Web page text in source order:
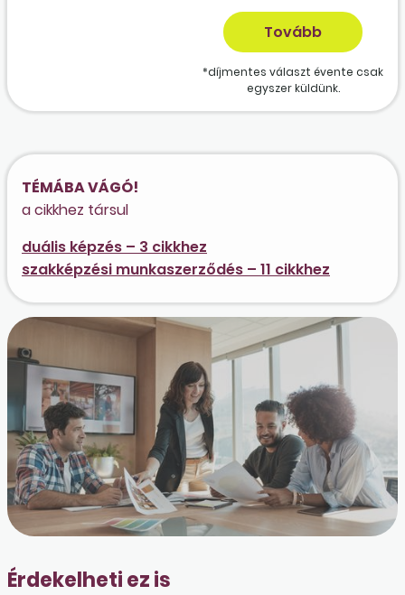
*díjmentes választ évente csak
egyszer küldünk.
TÉMÁBA VÁGÓ!
a cikkhez társul
duális képzés – 3 cikkhez
szakképzési munkaszerződés – 11 cikkhez
Érdekelheti ez is